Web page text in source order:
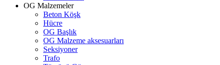
OG Malzemeler
Beton Köşk
Hücre
OG Başlık
OG Malzeme aksesuarları
Seksiyoner
Trafo